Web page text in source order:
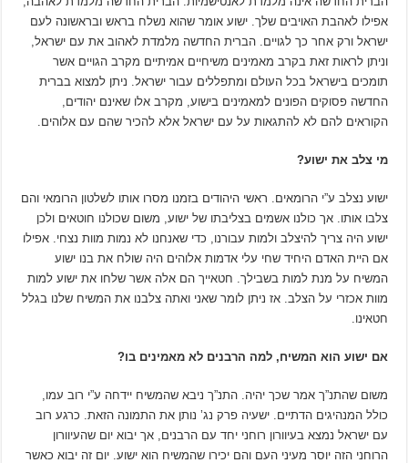
אפילו לאהבת האויבים שלך. ישוע אומר שהוא נשלח בראש ובראשונה לעם
ישראל ורק אחר כך לגויים. הברית החדשה מלמדת לאהוב את עם ישראל,
וניתן לראות זאת בקרב מאמינים משיחיים אמיתיים מקרב הגויים אשר
תומכים בישראל בכל העולם ומתפללים עבור ישראל. ניתן למצוא בברית
החדשה פסוקים הפונים למאמינים בישוע, מקרב אלו שאינם יהודים,
הקוראים להם לא להתגאות על עם ישראל אלא להכיר שהם עם אלוהים.
מי צלב את ישוע?
ישוע נצלב ע”י הרומאים. ראשי היהודים בזמנו מסרו אותו לשלטון הרומאי והם
צלבו אותו. אך כולנו אשמים בצליבתו של ישוע, משום שכולנו חוטאים ולכן
ישוע היה צריך להיצלב ולמות עבורנו, כדי שאנחנו לא נמות מוות נצחי. אפילו
אם היית האדם היחיד שחי עלי אדמות אלוהים היה שולח את בנו ישוע
המשיח על מנת למות בשבילך. חטאייך הם אלה אשר שלחו את ישוע למות
מוות אכזרי על הצלב. אז ניתן לומר שאני ואתה צלבנו את המשיח שלנו בגלל
חטאינו.
אם ישוע הוא המשיח, למה הרבנים לא מאמינים בו?
משום שהתנ”ך אמר שכך יהיה. התנ”ך ניבא שהמשיח יידחה ע”י רוב עמו,
כולל המנהיגים הדתיים. ישעיה פרק נג’ נותן את התמונה הזאת. כרגע רוב
עם ישראל נמצא בעיוורון רוחני יחד עם הרבנים, אך יבוא יום שהעיוורון
הרוחני הזה יוסר מעיני העם והם יכירו שהמשיח הוא ישוע. יום זה יבוא כאשר